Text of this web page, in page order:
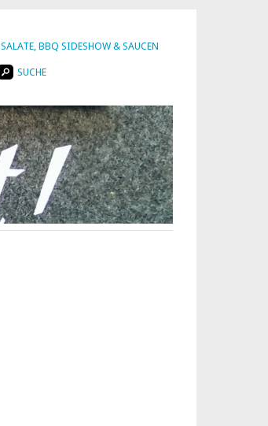
SALATE, BBQ SIDESHOW & SAUCEN
SUCHE